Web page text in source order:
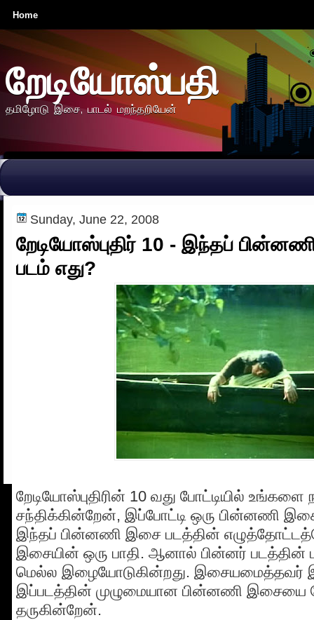
Home
றேடியோஸ்பதி
தமிழோடு இசை, பாடல் மறந்தறியேன்
Sunday, June 22, 2008
றேடியோஸ்புதிர் 10 - இந்தப்
படம் எது?
றேடியோஸ்புதிரின் 10 வது போட்டியில் உங்களை
சந்திக்கின்றேன், இப்போட்டி ஒரு பின்னணி
இந்தப் பின்னணி இசை படத்தின்
இசையின் ஒரு பாதி. ஆனால் பின்னர் படத்தின்
மெல்ல இழையோடுகின்றது. இசையமைத்தவர்
இப்படத்தின் முழுமையான பின்னணி இசையை
தருகின்றேன்.